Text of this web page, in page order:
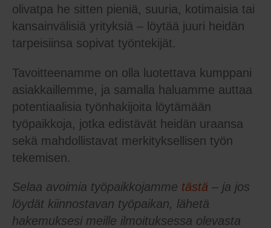
olivatpa he sitten pieniä, suuria, kotimaisia tai
kansainvälisiä yrityksiä – löytää juuri heidän
tarpeisiinsa sopivat työntekijät.
Tavoitteenamme on olla luotettava kumppani
asiakkaillemme, ja samalla haluamme auttaa
potentiaalisia työnhakijoita löytämään
työpaikkoja, jotka edistävät heidän uraansa
sekä mahdollistavat merkityksellisen työn
tekemisen.
Selaa avoimia työpaikkojamme tästä – ja jos
löydät kiinnostavan työpaikan, lähetä
hakemuksesi meille ilmoituksessa olevasta